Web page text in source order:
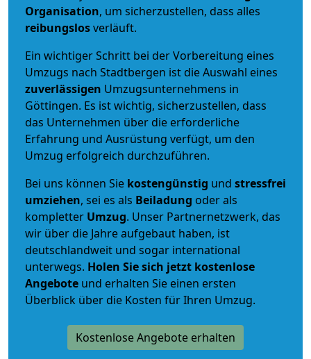
Organisation, um sicherzustellen, dass alles
reibungslosverläuft.
Ein wichtiger Schritt bei der Vorbereitung eines
Umzugs nach Stadtbergen ist die Auswahl eines
zuverlässigen Umzugsunternehmens in
Göttingen. Es ist wichtig, sicherzustellen, dass
das Unternehmen über die erforderliche
Erfahrung und Ausrüstung verfügt, um den
Umzug erfolgreich durchzuführen.
Bei uns können Sie kostengünstig und stressfrei
umziehen, sei es als Beiladung oder als
kompletter Umzug. Unser Partnernetzwerk, das
wir über die Jahre aufgebaut haben, ist
deutschlandweit und sogar international
unterwegs. Holen Sie sich jetzt kostenlose
Angebote und erhalten Sie einen ersten
Überblick über die Kosten für Ihren Umzug.
Kostenlose Angebote erhalten